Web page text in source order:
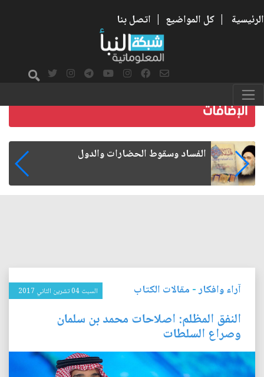
الرئيسية | كل المواضيع | اتصل بنا
رواتب الموظفين على صفيح ساخن
آراء وافكار- مقالات الكتاب السبت 04 تشرين الثاني 2017
النفق المظلم: اصلاحات محمد بن سلمان
وصراع السلطات